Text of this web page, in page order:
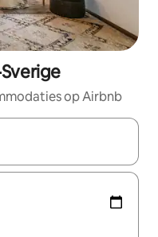
op Airbnb
zijn, maak je een keuze